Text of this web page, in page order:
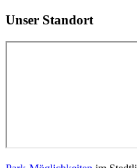
Unser Standort